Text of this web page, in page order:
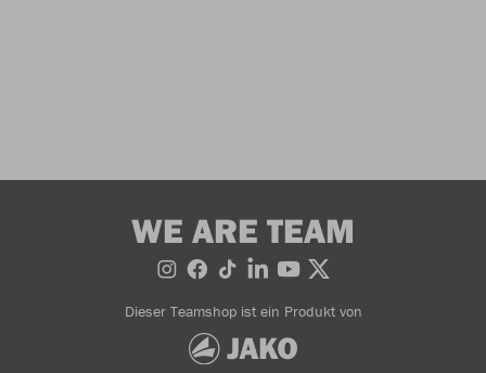
WE ARE TEAM
Dieser Teamshop ist ein Produkt von